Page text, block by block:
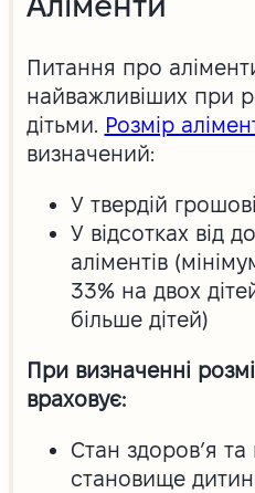
Питання про
найважливіших при
дітьми. Розмір
визначений:
У твердій
У відсотках від
аліментів
33% на двох
більше дітей)
При визначенні
враховує:
Стан здоров’я та
становище